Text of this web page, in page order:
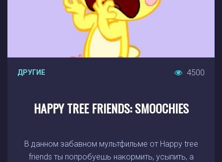
ДРУГИЕ 4500
HAPPY TREE FRIENDS: SMOOCHIES
В данном забавном мультфильме от Happy tree
friends ты попробуешь накормить, усыпить, а